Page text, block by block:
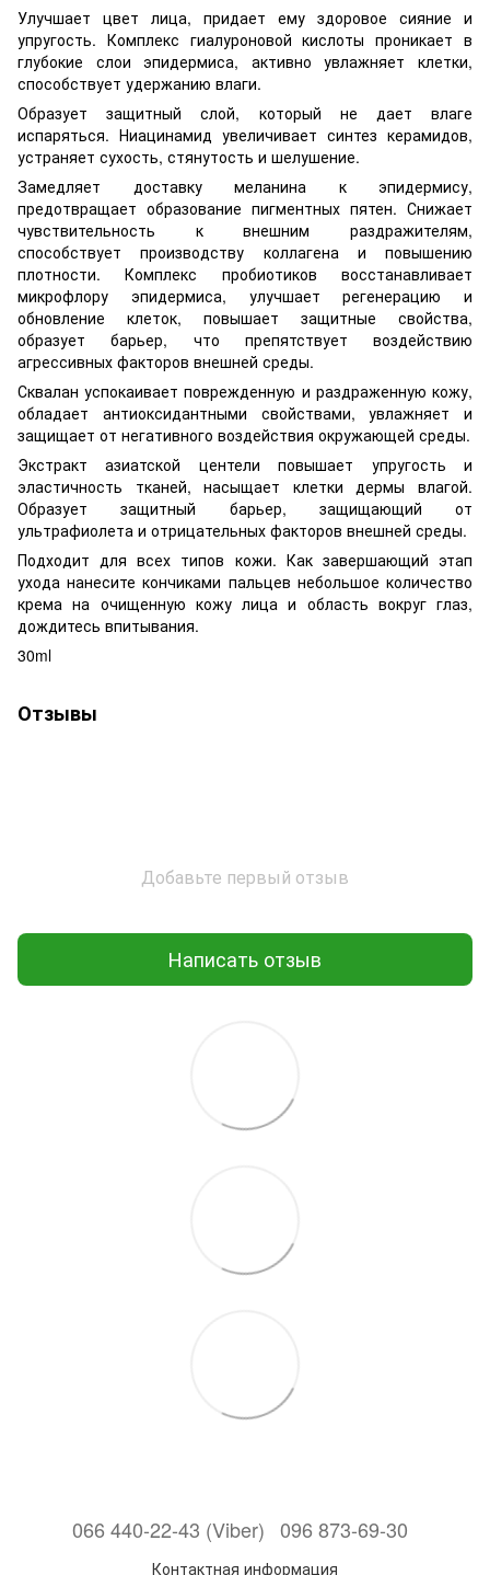
Улучшает цвет лица, придает ему здоровое сияние и
упругость. Комплекс гиалуроновой кислоты проникает в
глубокие слои эпидермиса, активно увлажняет клетки,
способствует удержанию влаги.
Образует защитный слой, который не дает влаге
испаряться. Ниацинамид увеличивает синтез керамидов,
устраняет сухость, стянутость и шелушение.
Замедляет доставку меланина к эпидермису,
предотвращает образование пигментных пятен. Снижает
чувствительность к внешним раздражителям,
способствует производству коллагена и повышению
плотности. Комплекс пробиотиков восстанавливает
микрофлору эпидермиса, улучшает регенерацию и
обновление клеток, повышает защитные свойства,
образует барьер, что препятствует воздействию
агрессивных факторов внешней среды.
Сквалан успокаивает поврежденную и раздраженную кожу,
обладает антиоксидантными свойствами, увлажняет и
защищает от негативного воздействия окружающей среды.
Экстракт азиатской центели повышает упругость и
эластичность тканей, насыщает клетки дермы влагой.
Образует защитный барьер, защищающий от
ультрафиолета и отрицательных факторов внешней среды.
Подходит для всех типов кожи. Как завершающий этап
ухода нанесите кончиками пальцев небольшое количество
крема на очищенную кожу лица и область вокруг глаз,
дождитесь впитывания.
30ml
Отзывы
Добавьте первый отзыв
Написать отзыв
066 440-22-43 (Viber) 096 873-69-30
Контактная информация